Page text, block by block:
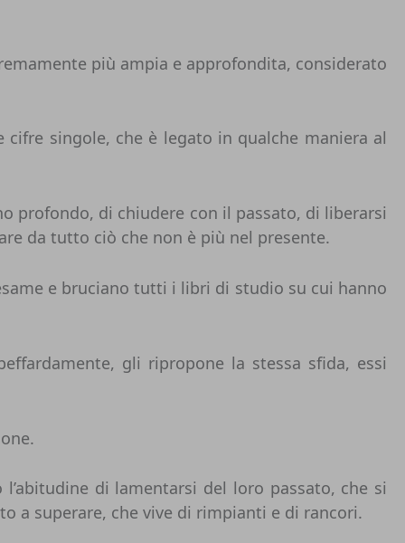
più ampia e approfondita, considerato
singole, che è legato in qualche maniera al
profondo, di chiudere con il passato, di liberarsi
da tutto ciò che non è più nel presente.
e bruciano tutti i libri di studio su cui hanno
gli ripropone la stessa sfida, essi
di lamentarsi del loro passato, che si
a superare, che vive di rimpianti e di rancori.